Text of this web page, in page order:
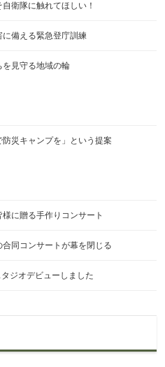
衛隊に触れてほしい！
に備える緊急登庁訓練
を見守る地域の輪
災キャンプを」という提案
に贈る手作りコンサート
同コンサートが幕を閉じる
ジオデビューしました